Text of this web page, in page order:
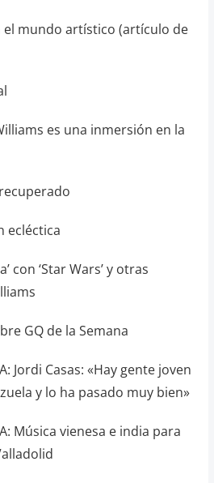
el mundo artístico (artículo de
es una inmersión en la
recuperado
ecléctica
con ‘Star Wars’ y otras
GQ de la Semana
Jordi Casas: «Hay gente joven
y lo ha pasado muy bien»
Música vienesa e india para